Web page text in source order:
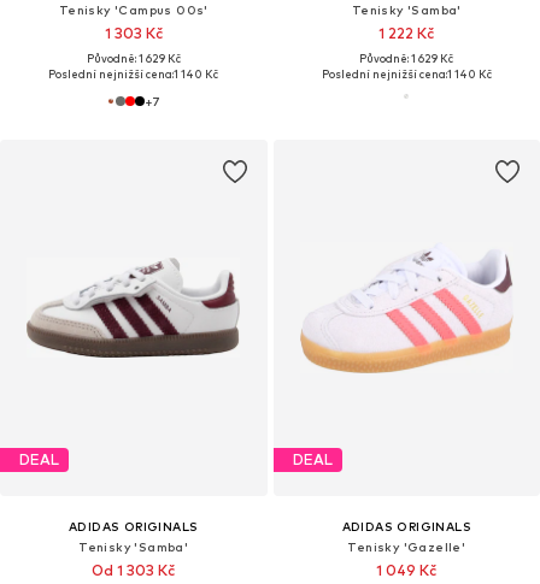
Tenisky 'Campus 00s'
1 303 Kč
Původně: 1 629 Kč
Poslední nejnižší cena:1 140 Kč
+7
Tenisky 'Samba'
1 222 Kč
Původně: 1 629 Kč
Poslední nejnižší cena:1 140 Kč
DEAL
ADIDAS ORIGINALS
Tenisky 'Samba'
Od 1 303 Kč
DEAL
ADIDAS ORIGINALS
Tenisky 'Gazelle'
1 049 Kč